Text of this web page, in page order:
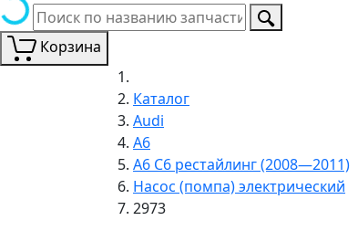
Корзина
Каталог
Audi
A6
A6 C6 рестайлинг (2008—2011)
Насос (помпа) электрический
2973